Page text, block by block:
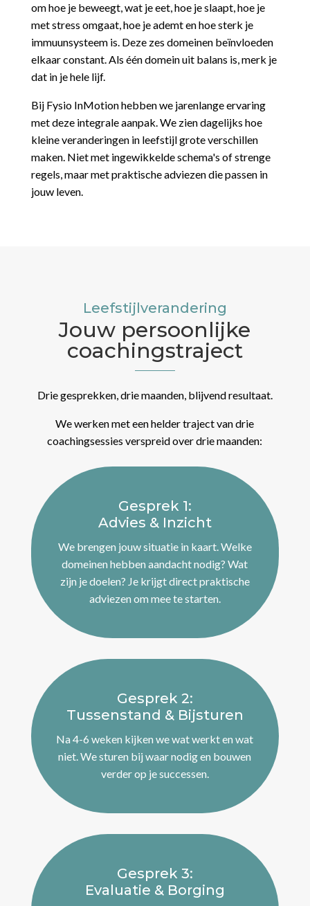
om hoe je beweegt, wat je eet, hoe je slaapt, hoe je
met stress omgaat, hoe je ademt en hoe sterk je
immuunsysteem is. Deze zes domeinen beïnvloeden
elkaar constant. Als één domein uit balans is, merk je
dat in je hele lijf.
Bij Fysio InMotion hebben we jarenlange ervaring
met deze integrale aanpak. We zien dagelijks hoe
kleine veranderingen in leefstijl grote verschillen
maken. Niet met ingewikkelde schema's of strenge
regels, maar met praktische adviezen die passen in
jouw leven.
Leefstijlverandering
Jouw persoonlijke
coachingstraject
Drie gesprekken, drie maanden, blijvend resultaat.
We werken met een helder traject van drie
coachingsessies verspreid over drie maanden:
Gesprek 1:
Advies & Inzicht
We brengen jouw situatie in kaart. Welke
domeinen hebben aandacht nodig? Wat
zijn je doelen? Je krijgt direct praktische
adviezen om mee te starten.
Gesprek 2:
Tussenstand & Bijsturen
Na 4-6 weken kijken we wat werkt en wat
niet. We sturen bij waar nodig en bouwen
verder op je successen.
Gesprek 3:
Evaluatie & Borging